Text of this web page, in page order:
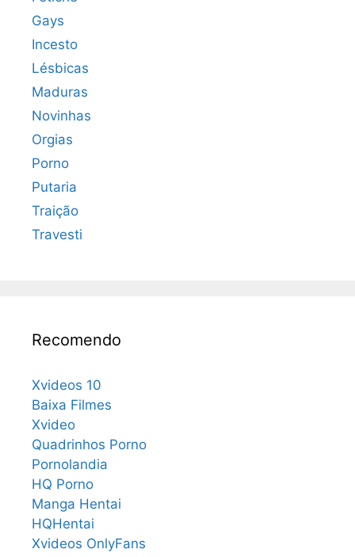
Gays
Incesto
Lésbicas
Maduras
Novinhas
Orgias
Porno
Putaria
Traição
Travesti
Recomendo
Xvideos 10
Baixa Filmes
Xvideo
Quadrinhos Porno
Pornolandia
HQ Porno
Manga Hentai
HQHentai
Xvideos OnlyFans